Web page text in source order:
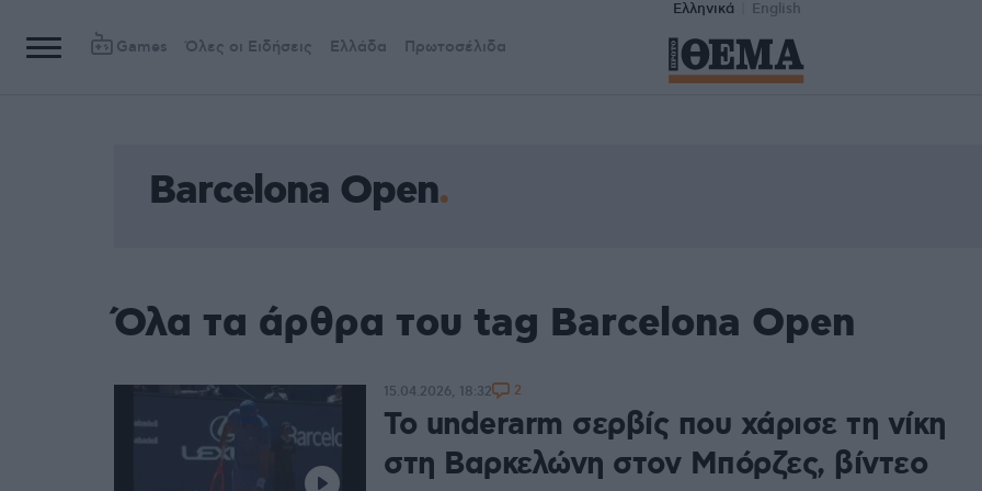
Ελληνικά English
Games Όλες οι Ειδήσεις Ελλάδα Πρωτοσέλιδα
Barcelona Open
Όλα τα άρθρα του tag Barcelona Open
To underarm σερβίς που χάρισε τη νίκη
στη Βαρκελώνη στον Μπόρζες, βίντεο
15.04.2026, 18:32 2